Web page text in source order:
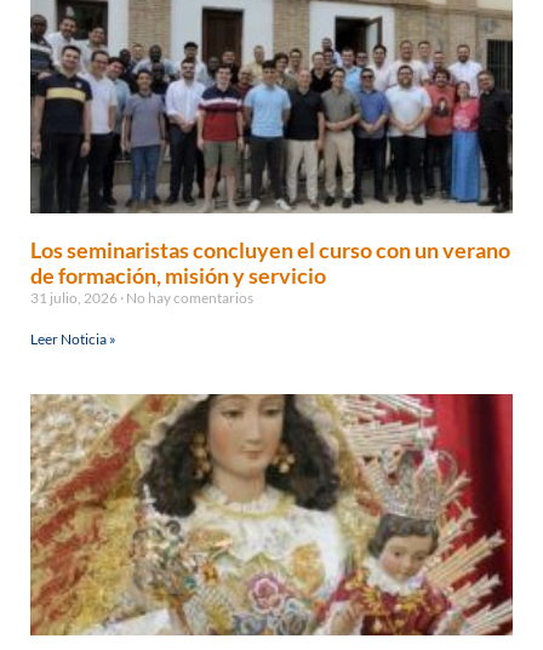
Los seminaristas concluyen el curso con un verano
de formación, misión y servicio
31 julio, 2026 No hay comentarios
Leer Noticia »